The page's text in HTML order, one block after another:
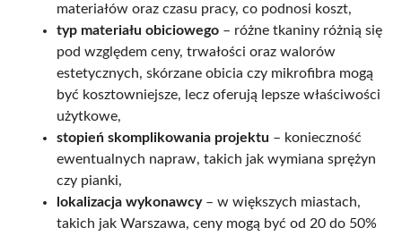
materiałów oraz czasu pracy, co podnosi koszt,
typ materiału obiciowego – różne tkaniny różnią się
pod względem ceny, trwałości oraz walorów
estetycznych, skórzane obicia czy mikrofibra mogą
być kosztowniejsze, lecz oferują lepsze właściwości
użytkowe,
stopień skomplikowania projektu – konieczność
ewentualnych napraw, takich jak wymiana sprężyn
czy pianki,
lokalizacja wykonawcy– w większych miastach,
takich jak Warszawa, ceny mogą być od 20 do 50%